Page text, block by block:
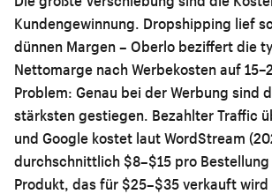
Kundengewinnung. Dropshipping lief
dünnen Margen – Oberlo beziffert die
Nettomarge nach Werbekosten auf
Problem: Genau bei der Werbung sind
stärksten gestiegen. Bezahlter Traffic
und Google kostet laut WordStream
durchschnittlich $8–$15 pro
Produkt, das für $25–$35 verkauft wird